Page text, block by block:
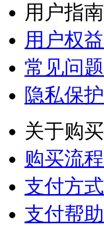
用户指南
用户权益
常见问题
隐私保护
关于购买
购买流程
支付方式
支付帮助